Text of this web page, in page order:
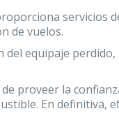
servicios
de vuelos.
equipaje
proveer la
En